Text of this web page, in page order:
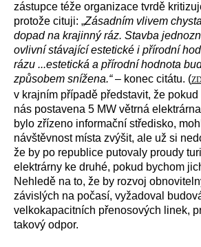
zástupce téže organizace tvrdě
protože cituji: „Zásadním vlivem
dopad na krajinný ráz. Stavba
ovlivní stávající estetické i přírodní
rázu ...estetická a přírodní hodnota
způsobem snížena.“– konec citátu. (
v krajním případě představit, že
nás postavena 5 MW větrná
bylo zřízeno informační středisko,
návštěvnost místa zvýšit, ale už si
že by po republice putovaly proudy
elektrárny ke druhé, pokud bychom
Nehledě na to, že by rozvoj
závislých na počasí, vyžadoval
velkokapacitních přenosových linek,
takový odpor.